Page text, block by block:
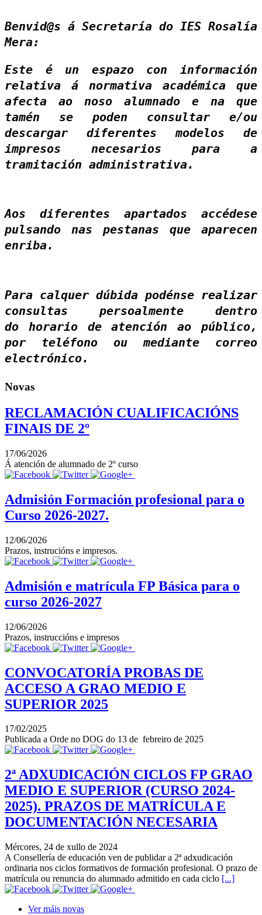
Benvid@s á Secretaría do IES Rosalía
Mera:
Este é un espazo con información
relativa á normativa académica que
afecta ao noso alumnado e na que
tamén se poden consultar e/ou
descargar diferentes modelos de
impresos necesarios para a
tramitación administrativa.
Aos diferentes apartados accédese
pulsando nas pestanas que aparecen
enriba.
Para calquer dúbida podénse realizar
consultas persoalmente dentro
do horario de atención ao público,
por teléfono ou mediante correo
electrónico.
Novas
RECLAMACIÓN CUALIFICACIÓNS
FINAIS DE 2º
17/06/2026
Á atención de alumnado de 2º curso
Admisión Formación profesional para o
Curso 2026-2027.
12/06/2026
Prazos, instrucións e impresos.
Admisión e matrícula FP Básica para o
curso 2026-2027
12/06/2026
Prazos, instruccións e impresos
CONVOCATORÍA PROBAS DE
ACCESO A GRAO MEDIO E
SUPERIOR 2025
17/02/2025
Publicada a Orde no DOG do 13 de febreiro de 2025
2ª ADXUDICACIÓN CICLOS FP GRAO
MEDIO E SUPERIOR (CURSO 2024-
2025). PRAZOS DE MATRÍCULA E
DOCUMENTACIÓN NECESARIA
Mércores, 24 de xullo de 2024
A Consellería de educación ven de publidar a 2ª adxudicación
ordinaria nos ciclos formativos de formación profesional. O prazo de
matrícula ou renuncia do alumnado admitido en cada ciclo [...]
Ver máis novas